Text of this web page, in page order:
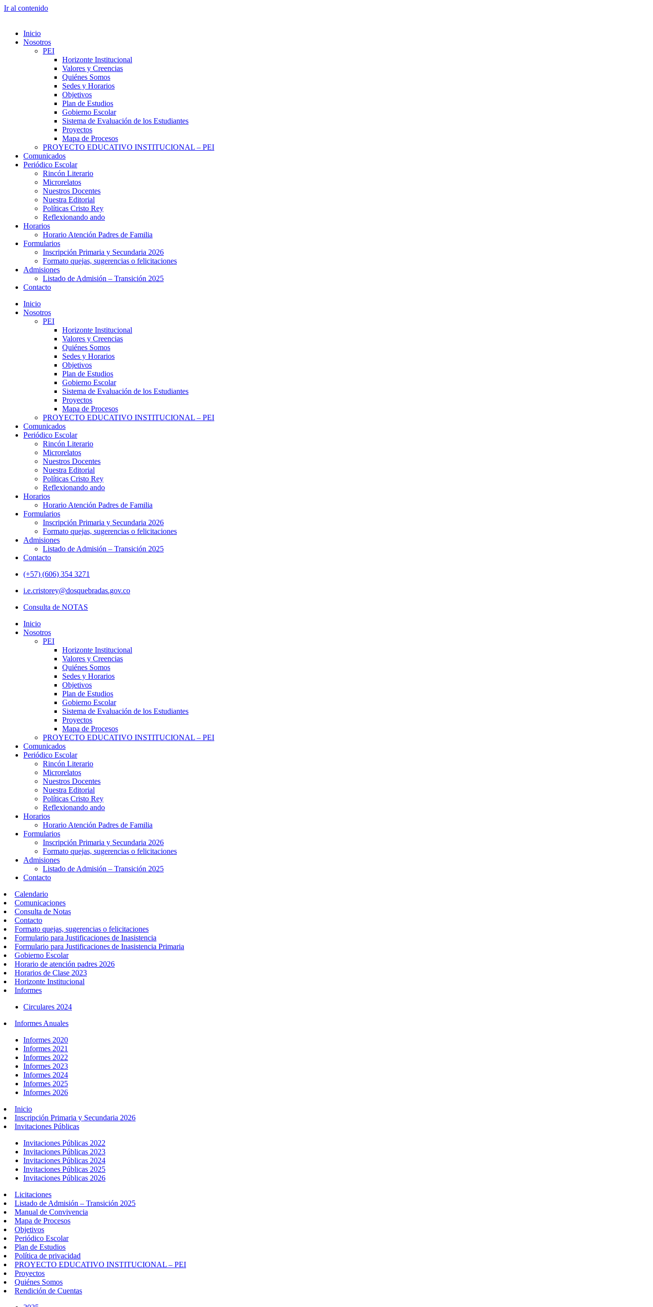
Ir al contenido
Inicio
Nosotros
PEI
Horizonte Institucional
Valores y Creencias
Quiénes Somos
Sedes y Horarios
Objetivos
Plan de Estudios
Gobierno Escolar
Sistema de Evaluación de los Estudiantes
Proyectos
Mapa de Procesos
PROYECTO EDUCATIVO INSTITUCIONAL – PEI
Comunicados
Periódico Escolar
Rincón Literario
Microrelatos
Nuestros Docentes
Nuestra Editorial
Políticas Cristo Rey
Reflexionando ando
Horarios
Horario Atención Padres de Familia
Formularios
Inscripción Primaria y Secundaria 2026
Formato quejas, sugerencias o felicitaciones
Admisiones
Listado de Admisión – Transición 2025
Contacto
Inicio
Nosotros
PEI
Horizonte Institucional
Valores y Creencias
Quiénes Somos
Sedes y Horarios
Objetivos
Plan de Estudios
Gobierno Escolar
Sistema de Evaluación de los Estudiantes
Proyectos
Mapa de Procesos
PROYECTO EDUCATIVO INSTITUCIONAL – PEI
Comunicados
Periódico Escolar
Rincón Literario
Microrelatos
Nuestros Docentes
Nuestra Editorial
Políticas Cristo Rey
Reflexionando ando
Horarios
Horario Atención Padres de Familia
Formularios
Inscripción Primaria y Secundaria 2026
Formato quejas, sugerencias o felicitaciones
Admisiones
Listado de Admisión – Transición 2025
Contacto
(+57) (606) 354 3271
i.e.cristorey@dosquebradas.gov.co
Consulta de NOTAS
Inicio
Nosotros
PEI
Horizonte Institucional
Valores y Creencias
Quiénes Somos
Sedes y Horarios
Objetivos
Plan de Estudios
Gobierno Escolar
Sistema de Evaluación de los Estudiantes
Proyectos
Mapa de Procesos
PROYECTO EDUCATIVO INSTITUCIONAL – PEI
Comunicados
Periódico Escolar
Rincón Literario
Microrelatos
Nuestros Docentes
Nuestra Editorial
Políticas Cristo Rey
Reflexionando ando
Horarios
Horario Atención Padres de Familia
Formularios
Inscripción Primaria y Secundaria 2026
Formato quejas, sugerencias o felicitaciones
Admisiones
Listado de Admisión – Transición 2025
Contacto
Calendario
Comunicaciones
Consulta de Notas
Contacto
Formato quejas, sugerencias o felicitaciones
Formulario para Justificaciones de Inasistencia
Formulario para Justificaciones de Inasistencia Primaria
Gobierno Escolar
Horario de atención padres 2026
Horarios de Clase 2023
Horizonte Institucional
Informes
Circulares 2024
Informes Anuales
Informes 2020
Informes 2021
Informes 2022
Informes 2023
Informes 2024
Informes 2025
Informes 2026
Inicio
Inscripción Primaria y Secundaria 2026
Invitaciones Públicas
Invitaciones Públicas 2022
Invitaciones Públicas 2023
Invitaciones Públicas 2024
Invitaciones Públicas 2025
Invitaciones Públicas 2026
Licitaciones
Listado de Admisión – Transición 2025
Manual de Convivencia
Mapa de Procesos
Objetivos
Periódico Escolar
Plan de Estudios
Política de privacidad
PROYECTO EDUCATIVO INSTITUCIONAL – PEI
Proyectos
Quiénes Somos
Rendición de Cuentas